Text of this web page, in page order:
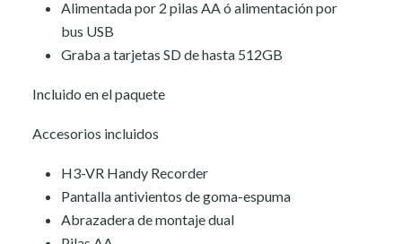
Alimentada por 2 pilas AA ó alimentación por
bus USB
Graba a tarjetas SD de hasta 512GB
Incluido en el paquete
Accesorios incluidos
H3-VR Handy Recorder
Pantalla antivientos de goma-espuma
Abrazadera de montaje dual